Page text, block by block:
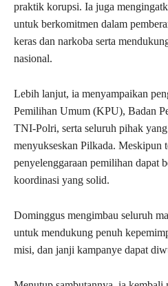
praktik korupsi. Ia juga
untuk berkomitmen dalam
keras dan narkoba serta
nasional.
Lebih lanjut, ia menyampaikan
Pemilihan Umum (KPU), Badan
TNI-Polri, serta seluruh pihak
menyukseskan Pilkada. Meskipun
penyelenggaraan pemilihan dapat
koordinasi yang solid.
Dominggus mengimbau seluruh
untuk mendukung penuh
misi, dan janji kampanye dapat